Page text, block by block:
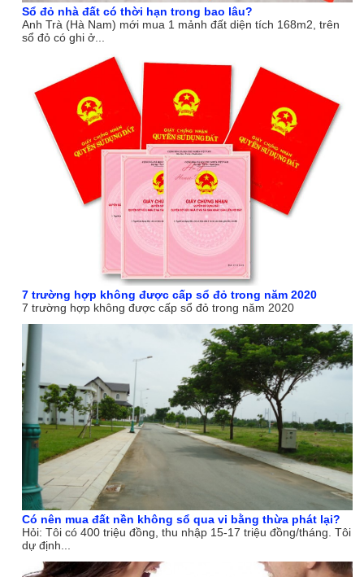
Sổ đỏ nhà đất có thời hạn trong bao lâu?
Anh Trà (Hà Nam) mới mua 1 mảnh đất diện tích 168m2, trên
sổ đỏ có ghi ở...
7 trường hợp không được cấp sổ đỏ trong năm 2020
7 trường hợp không được cấp sổ đỏ trong năm 2020
Có nên mua đất nền không sổ qua vi bằng thừa phát lại?
Hỏi: Tôi có 400 triệu đồng, thu nhập 15-17 triệu đồng/tháng. Tôi
dự định...